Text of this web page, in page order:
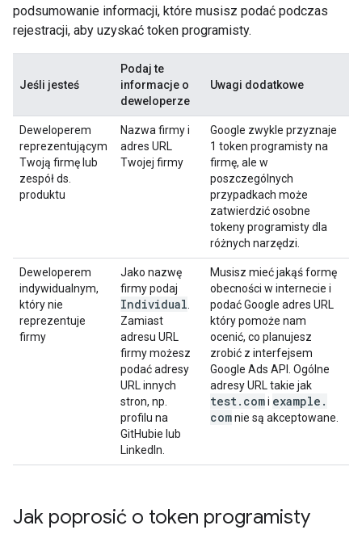
podsumowanie informacji, które musisz podać podczas
rejestracji, aby uzyskać token programisty.
Jeśli jesteś
Podaj te
informacje o
deweloperze
Uwagi dodatkowe
Deweloperem
reprezentującym
Twoją firmę lub
zespół ds.
produktu
Nazwa firmy i
adres URL
Twojej firmy
Google zwykle przyznaje
1 token programisty na
firmę, ale w
poszczególnych
przypadkach może
zatwierdzić osobne
tokeny programisty dla
różnych narzędzi.
Deweloperem
indywidualnym,
który nie
reprezentuje
firmy
Jako nazwę
firmy podaj
Individual
Zamiast
adresu URL
firmy możesz
podać adresy
URL innych
stron, np.
profilu na
GitHubie lub
LinkedIn.
Musisz mieć jakąś formę
obecności w internecie i
podać Google adres URL
który pomoże nam
ocenić, co planujesz
zrobić z interfejsem
Google Ads API. Ogólne
adresy URL takie jak
test. comi example .
comnie są akceptowane.
Jak poprosić o token programisty